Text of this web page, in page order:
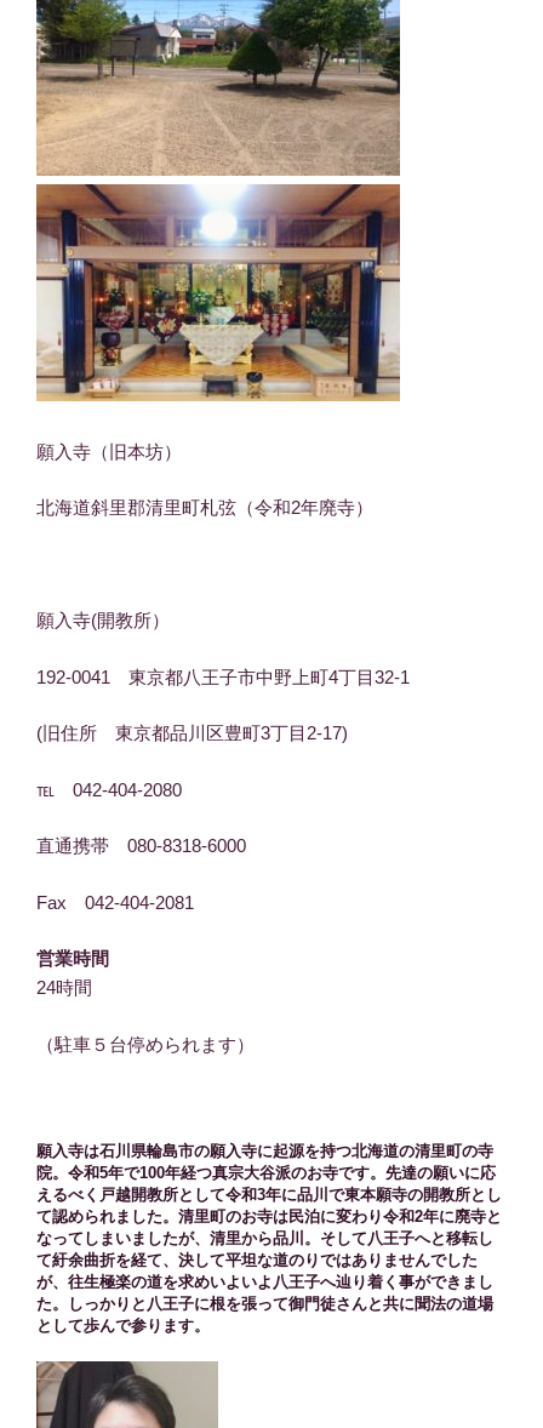
願入寺（旧本坊）
北海道斜里郡清里町札弦（令和2年廃寺）
願入寺(開教所）
192-0041 東京都八王子市中野上町4丁目32-1
(旧住所 東京都品川区豊町3丁目2-17)
℡ 042-404-2080
直通携帯 080-8318-6000
Fax 042-404-2081
営業時間
24時間
（駐車５台停められます）
願入寺は石川県輪島市の願入寺に起源を持つ北海道の清里町の寺
院。令和5年で100年経つ真宗大谷派のお寺です。先達の願いに応
えるべく戸越開教所として令和3年に品川で東本願寺の開教所とし
て認められました。清里町のお寺は民泊に変わり令和2年に廃寺と
なってしまいましたが、清里から品川。そして八王子へと移転し
て紆余曲折を経て、決して平坦な道のりではありませんでした
が、往生極楽の道を求めいよいよ八王子へ辿り着く事ができまし
た。しっかりと八王子に根を張って御門徒さんと共に聞法の道場
として歩んで参ります。